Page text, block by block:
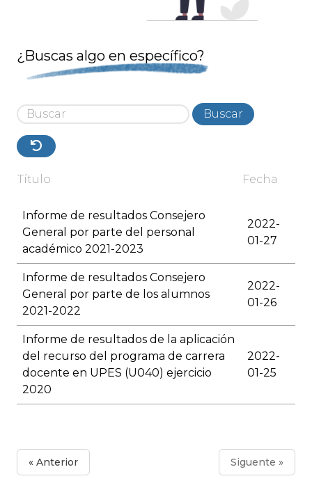
¿Buscas algo en específico?
Buscar
Título Fecha
Informe de resultados Consejero
General por parte del personal
académico 2021-2023
2022-
01-27
Informe de resultados Consejero
General por parte de los alumnos
2021-2022
2022-
01-26
Informe de resultados de la aplicación
del recurso del programa de carrera
docente en UPES (U040) ejercicio
2020
2022-
01-25
« Anterior Siguente »